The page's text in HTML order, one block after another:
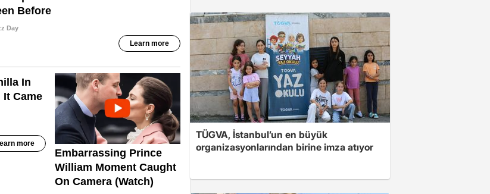
TÜGVA, İstanbul’un en büyük
organizasyonlarından birine imza atıyor